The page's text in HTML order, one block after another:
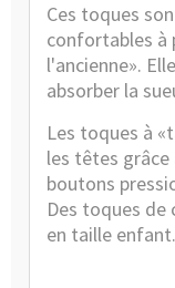
Ces toques
confortables à
l'ancienne».
absorber la
Les toques à
les têtes grâce
boutons
Des toques de
en taille enfant.